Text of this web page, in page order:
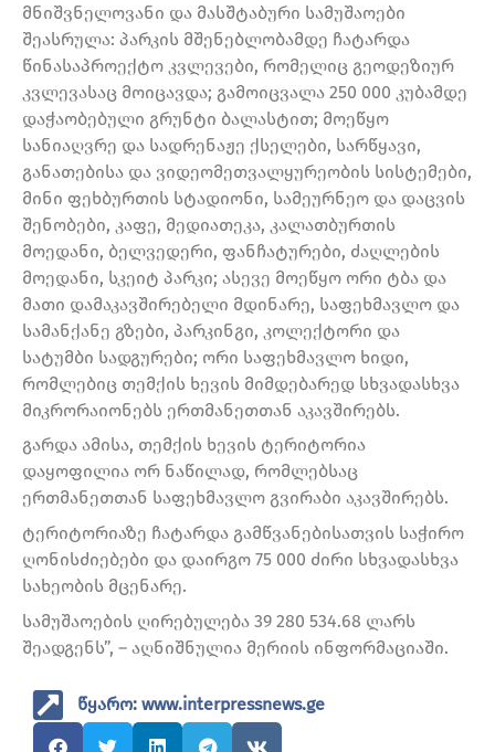
მნიშვნელოვანი და მასშტაბური სამუშაოები
შეასრულა: პარკის მშენებლობამდე ჩატარდა
წინასაპროექტო კვლევები, რომელიც გეოდეზიურ
კვლევასაც მოიცავდა; გამოიცვალა 250 000 კუბამდე
დაჭაობებული გრუნტი ბალასტით; მოეწყო
სანიაღვრე და სადრენაჟე ქსელები, სარწყავი,
განათებისა და ვიდეომეთვალყურეობის სისტემები,
მინი ფეხბურთის სტადიონი, სამეურნეო და დაცვის
შენობები, კაფე, მედიათეკა, კალათბურთის
მოედანი, ბელვედერი, ფანჩატურები, ძაღლების
მოედანი, სკეიტ პარკი; ასევე მოეწყო ორი ტბა და
მათი დამაკავშირებელი მდინარე, საფეხმავლო და
სამანქანე გზები, პარკინგი, კოლექტორი და
სატუმბი სადგურები; ორი საფეხმავლო ხიდი,
რომლებიც თემქის ხევის მიმდებარედ სხვადასხვა
მიკრორაიონებს ერთმანეთთან აკავშირებს.
გარდა ამისა, თემქის ხევის ტერიტორია
დაყოფილია ორ ნაწილად, რომლებსაც
ერთმანეთთან საფეხმავლო გვირაბი აკავშირებს.
ტერიტორიაზე ჩატარდა გამწვანებისათვის საჭირო
ღონისძიებები და დაირგო 75 000 ძირი სხვადასხვა
სახეობის მცენარე.
სამუშაოების ღირებულება 39 280 534.68 ლარს
შეადგენს”, – აღნიშნულია მერიის ინფორმაციაში.
წყარო: www.interpressnews.ge